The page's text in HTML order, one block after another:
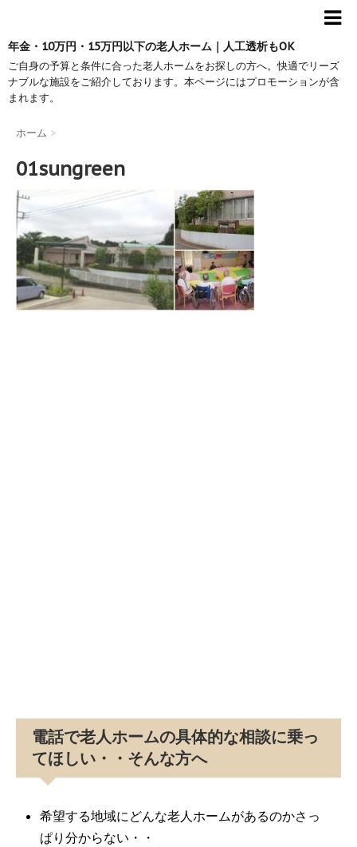
年金・10万円・15万円以下の老人ホーム｜人工透析もOK
ご自身の予算と条件に合った老人ホームをお探しの方へ。快適でリーズ
ナブルな施設をご紹介しております。本ページにはプロモーションが含
まれます。
ホーム >
01sungreen
電話で老人ホームの具体的な相談に乗っ
てほしい・・そんな方へ
希望する地域にどんな老人ホームがあるのかさっ
ぱり分からない・・